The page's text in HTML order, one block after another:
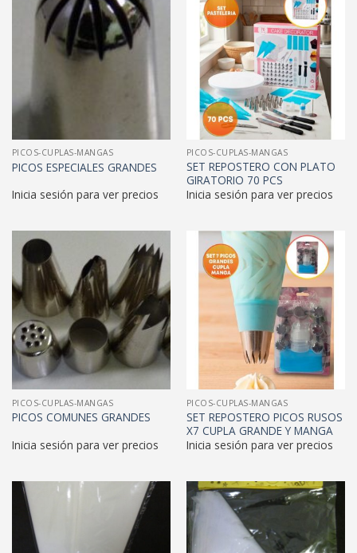
PICOS-CUPLAS-MANGAS
PICOS ESPECIALES GRANDES
Inicia sesión para ver precios
PICOS-CUPLAS-MANGAS
SET REPOSTERO CON PLATO
GIRATORIO 70 PCS
Inicia sesión para ver precios
PICOS-CUPLAS-MANGAS
PICOS COMUNES GRANDES
Inicia sesión para ver precios
PICOS-CUPLAS-MANGAS
SET REPOSTERO PICOS RUSOS
X7 CUPLA GRANDE Y MANGA
Inicia sesión para ver precios